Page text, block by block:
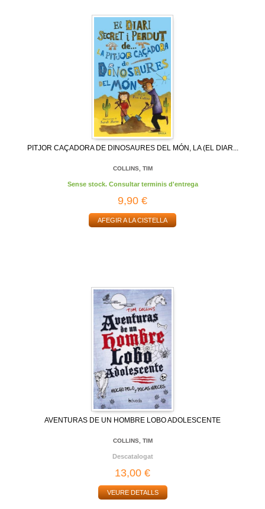
PITJOR CAÇADORA DE DINOSAURES DEL MÓN, LA (EL DIAR...
COLLINS, TIM
Sense stock. Consultar terminis d'entrega
9,90 €
AFEGIR A LA CISTELLA
AVENTURAS DE UN HOMBRE LOBO ADOLESCENTE
COLLINS, TIM
Descatalogat
13,00 €
VEURE DETALLS